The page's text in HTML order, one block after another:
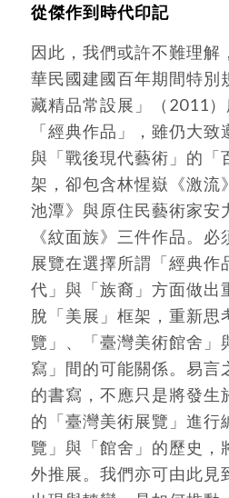
從傑作到時代印記
因此，我們或許不難理解
華民國建國百年期間特別
藏精品常設展」（2011
「經典作品」，雖仍大致
與「戰後現代藝術」的「
架，卻包含林惺嶽《激流
池潭》與原住民藝術家安
《紋面族》三件作品。
展覽在選擇所謂「經典作
代」與「族裔」方面做出
脫「美展」框架，重新思
覽」、「臺灣美術館舍」
寫」間的可能關係。易言
的書寫，不應只是將發生
的「臺灣美術展覽」進行
覽」與「館舍」的歷史，
外推展。我們亦可由此見